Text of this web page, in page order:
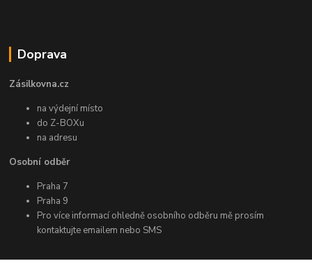
Doprava
Zásilkovna.cz
na výdejní místo
do Z-BOXu
na adresu
Osobní odběr
Praha 7
Praha 9
Pro více informací ohledně osobního odběru mě prosím
kontaktujte emailem nebo SMS